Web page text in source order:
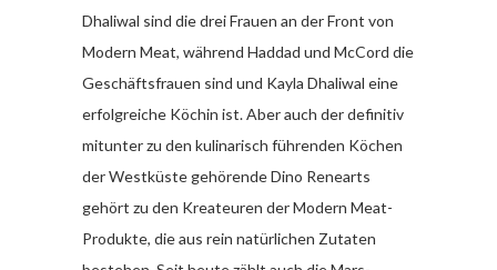
Dhaliwal sind die drei Frauen an der Front von
Modern Meat, während Haddad und McCord die
Geschäftsfrauen sind und Kayla Dhaliwal eine
erfolgreiche Köchin ist. Aber auch der definitiv
mitunter zu den kulinarisch führenden Köchen
der Westküste gehörende Dino Renearts
gehört zu den Kreateuren der Modern Meat-
Produkte, die aus rein natürlichen Zutaten